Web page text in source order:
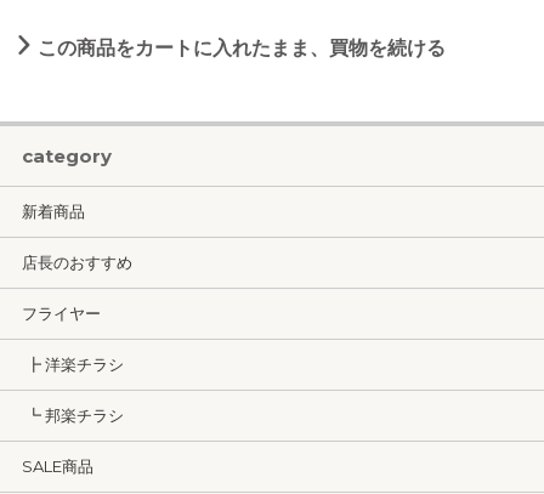
この商品をカートに入れたまま、買物を続ける
category
新着商品
店長のおすすめ
フライヤー
┣ 洋楽チラシ
┗ 邦楽チラシ
SALE商品